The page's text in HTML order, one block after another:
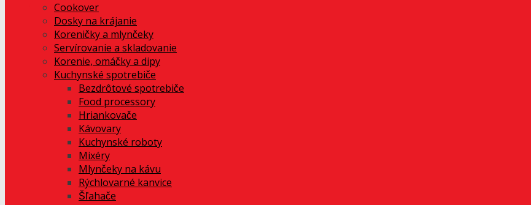
Cookover
Dosky na krájanie
Koreničky a mlynčeky
Servírovanie a skladovanie
Korenie, omáčky a dipy
Kuchynské spotrebiče
Bezdrôtové spotrebiče
Food processory
Hriankovače
Kávovary
Kuchynské roboty
Mixéry
Mlynčeky na kávu
Rýchlovarné kanvice
Šľahače